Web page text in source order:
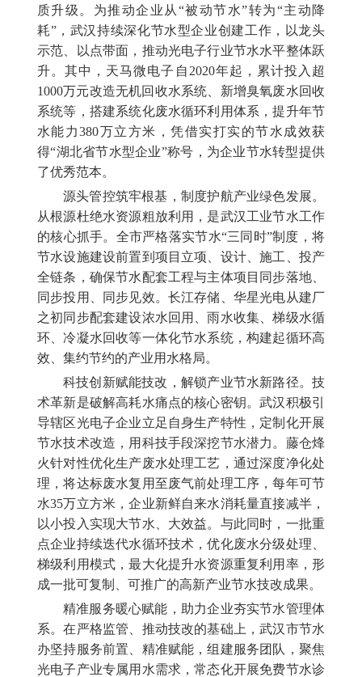
质升级。为推动企业从“被动节水”转为“主动降
耗”，武汉持续深化节水型企业创建工作，以龙头
示范、以点带面，推动光电子行业节水水平整体跃
升。其中，天马微电子自2020年起，累计投入超
1000万元改造无机回收水系统、新增臭氧废水回收
系统等，搭建系统化废水循环利用体系，提升年节
水能力380万立方米，凭借实打实的节水成效获
得“湖北省节水型企业”称号，为企业节水转型提供
了优秀范本。
源头管控筑牢根基，制度护航产业绿色发展。
从根源杜绝水资源粗放利用，是武汉工业节水工作
的核心抓手。全市严格落实节水“三同时”制度，将
节水设施建设前置到项目立项、设计、施工、投产
全链条，确保节水配套工程与主体项目同步落地、
同步投用、同步见效。长江存储、华星光电从建厂
之初同步配套建设浓水回用、雨水收集、梯级水循
环、冷凝水回收等一体化节水系统，构建起循环高
效、集约节约的产业用水格局。
科技创新赋能技改，解锁产业节水新路径。技
术革新是破解高耗水痛点的核心密钥。武汉积极引
导辖区光电子企业立足自身生产特性，定制化开展
节水技术改造，用科技手段深挖节水潜力。藤仓烽
火针对性优化生产废水处理工艺，通过深度净化处
理，将达标废水复用至废气前处理工序，每年可节
水35万立方米，企业新鲜自来水消耗量直接减半，
以小投入实现大节水、大效益。与此同时，一批重
点企业持续迭代水循环技术，优化废水分级处理、
梯级利用模式，最大化提升水资源重复利用率，形
成一批可复制、可推广的高新产业节水技改成果。
精准服务暖心赋能，助力企业夯实节水管理体
系。在严格监管、推动技改的基础上，武汉市节水
办坚持服务前置、精准赋能，组建服务团队，聚焦
光电子产业专属用水需求，常态化开展免费节水诊